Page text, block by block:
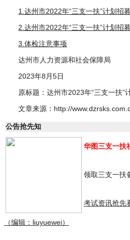
1.达州市2022年“三支一扶”计划招
2.达州市2022年“三支一扶”计划招
3.体检注意事项
达州市人力资源和社会保障局
2023年8月5日
原标题：达州市2023年“三支一扶
文章来源：http://
公告抢先知
华图三支一扶
领取三支一扶
考试资讯抢先
（编辑：liuyuewei）